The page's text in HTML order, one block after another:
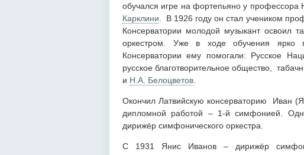
обучался игре на фортепьяно у профессора
Карклини . В 1926 году он стал учеником
Консерватории молодой музыкант освоил
оркестром. Уже в ходе обучения ярко
Консерватории ему помогали: Русское
русское благотворительное общество,
и Н.А. Белоцветов
Окончил Латвийскую консерваторию Иван
дипломной работой – 1-й симфонией.
дирижёр симфонического оркестра.
С 1931 Янис Иванов – дирижёр